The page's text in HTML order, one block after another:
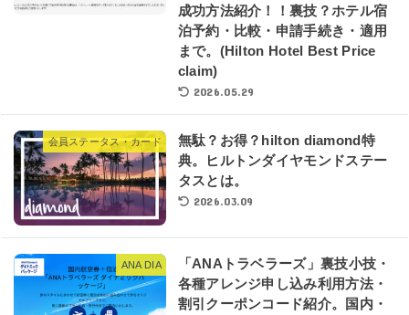
成功方法紹介！！裏技？ホテル宿
泊予約・比較・申請手続き・適用
まで。(Hilton Hotel Best Price
claim)
2026.05.29
会員ステータス・カード
無駄？お得？hilton diamond特
典。ヒルトンダイヤモンドステー
タスとは。
2026.03.09
ANA DIA
「ANAトラベラーズ」裏技小技・
各種アレンジ申し込み利用方法・
割引クーポンコード紹介。国内・